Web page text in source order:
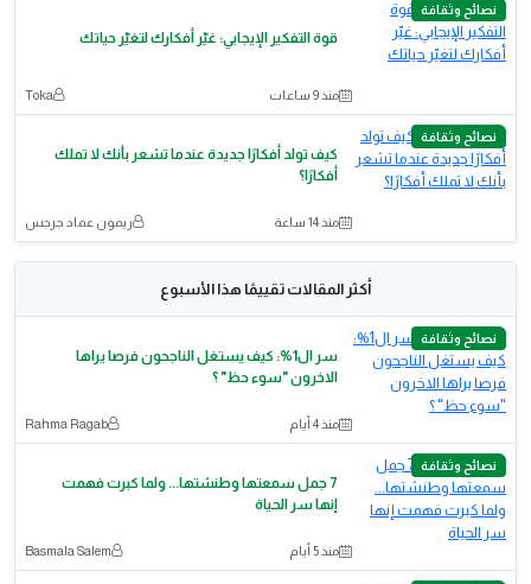
نصائح وثقافة
قوة التفكير الإيجابي: غيّر أفكارك لتغيّر حياتك
منذ 9 ساعات Toka
نصائح وثقافة
كيف تولد أفكارًا جديدة عندما تشعر بأنك لا تملك
أفكارًا؟
منذ 14 ساعة ريمون عماد جرجس
أكثر المقالات تقييمًا هذا الأسبوع
نصائح وثقافة
سر ال1%: كيف يستغل الناجحون فرصا يراها
الاخرون "سوء حظ" ؟
منذ 4 أيام Rahma Ragab
نصائح وثقافة
7 جمل سمعتها وطنشتها... ولما كبرت فهمت
إنها سر الحياة
منذ 5 أيام Basmala Salem